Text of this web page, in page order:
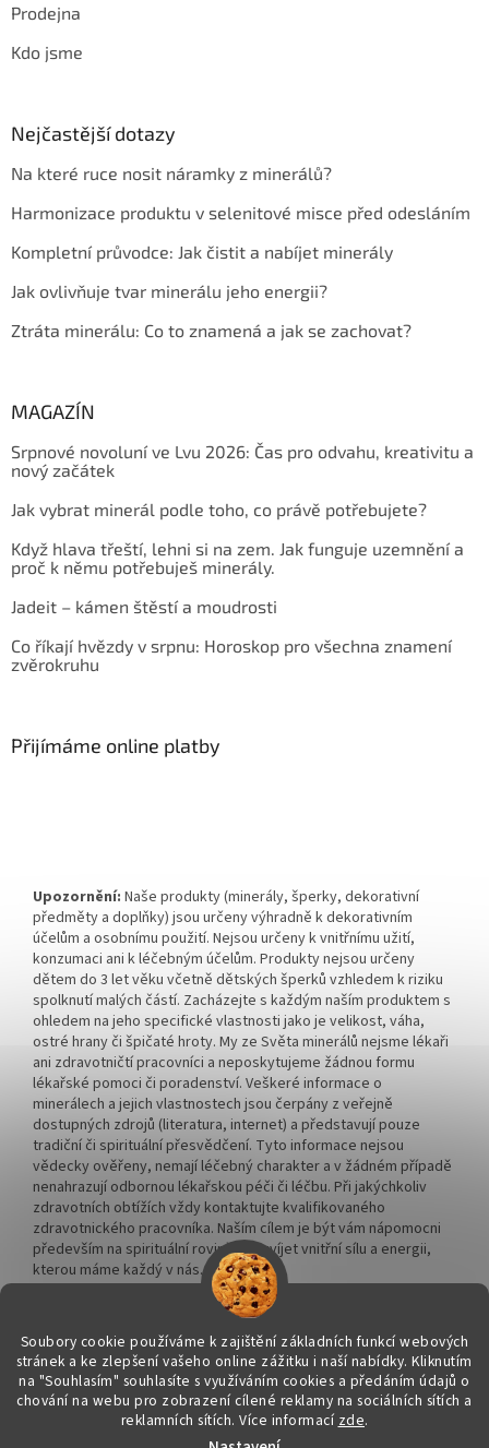
Soubory cookie používáme k zajištění základních funkcí webových
stránek a ke zlepšení vašeho online zážitku i naší nabídky. Kliknutím
na "Souhlasím" souhlasíte s využíváním cookies a předáním údajů o
chování na webu pro zobrazení cílené reklamy na sociálních sítích a
reklamních sítích. Více informací zde.
Prodejna
Kdo jsme
Nejčastější dotazy
Na které ruce nosit náramky z minerálů?
Harmonizace produktu v selenitové misce před odesláním
Kompletní průvodce: Jak čistit a nabíjet minerály
Jak ovlivňuje tvar minerálu jeho energii?
Ztráta minerálu: Co to znamená a jak se zachovat?
MAGAZÍN
Srpnové novoluní ve Lvu 2026: Čas pro odvahu, kreativitu a
nový začátek
Jak vybrat minerál podle toho, co právě potřebujete?
Když hlava třeští, lehni si na zem. Jak funguje uzemnění a
proč k němu potřebuješ minerály.
Jadeit – kámen štěstí a moudrosti
Co říkají hvězdy v srpnu: Horoskop pro všechna znamení
zvěrokruhu
Přijímáme online platby
Upozornění: Naše produkty (minerály, šperky, dekorativní
předměty a doplňky) jsou určeny výhradně k dekorativním
účelům a osobnímu použití. Nejsou určeny k vnitřnímu užití,
konzumaci ani k léčebným účelům. Produkty nejsou určeny
dětem do 3 let věku včetně dětských šperků vzhledem k riziku
spolknutí malých částí. Zacházejte s každým naším produktem s
ohledem na jeho specifické vlastnosti jako je velikost, váha,
ostré hrany či špičaté hroty. My ze Světa minerálů nejsme lékaři
ani zdravotničtí pracovníci a neposkytujeme žádnou formu
lékařské pomoci či poradenství. Veškeré informace o
minerálech a jejich vlastnostech jsou čerpány z veřejně
dostupných zdrojů (literatura, internet) a představují pouze
tradiční či spirituální přesvědčení. Tyto informace nejsou
vědecky ověřeny, nemají léčebný charakter a v žádném případě
nenahrazují odbornou lékařskou péči či léčbu. Při jakýchkoliv
zdravotních obtížích vždy kontaktujte kvalifikovaného
zdravotnického pracovníka. Naším cílem je být vám nápomocni
především na spirituální rovině a rozvíjet vnitřní sílu a energii,
kterou máme každý v nás.
Vytvořil Shoptet